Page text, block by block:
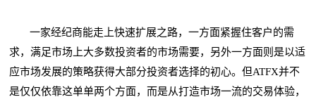
一家经纪商能走上快速扩展之路，一方面紧握住客户的需
求，满足市场上大多数投资者的市场需要，另外一方面则是以适
应市场发展的策略获得大部分投资者选择的初心。但ATFX并不
是仅仅依靠这单单两个方面，而是从打造市场一流的交易体验，